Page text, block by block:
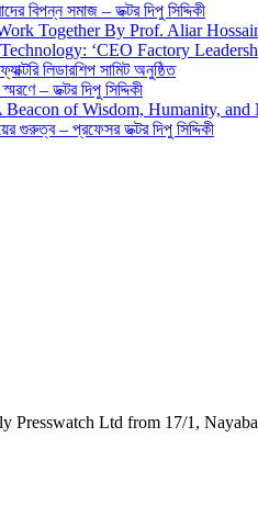
বিপন্ন সমাজ – ডক্টর দিপু সিদ্দিকী
Together By Prof. Aliar
‘CEO Factory
লিডারশিপ সামিট অনুষ্ঠিত
– ডক্টর দিপু সিদ্দিকী
of Wisdom, Humanity,
গুরুত্ব – প্রফেসর ডক্টর দিপু সিদ্দিকী
Ltd from 17/1,